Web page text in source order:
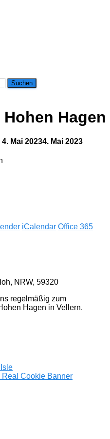
Hagen
4. Mai 20234. Mai 2023
iCalendar Office 365
NRW, 59320
regelmäßig zum
Hagen in Vellern.
Cookie Banner